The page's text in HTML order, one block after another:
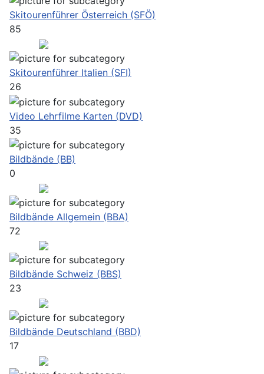
Skitourenführer Österreich (SFÖ)
85
Skitourenführer Italien (SFI)
26
Video Lehrfilme Karten (DVD)
35
Bildbände (BB)
0
Bildbände Allgemein (BBA)
72
Bildbände Schweiz (BBS)
23
Bildbände Deutschland (BBD)
17